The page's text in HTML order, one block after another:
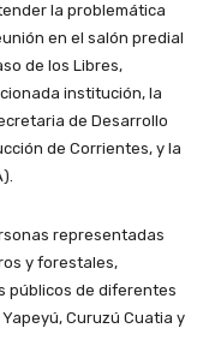
la problemática
en el salón predial
de los Libres,
institución, la
de Desarrollo
de Corrientes, y la
representadas
y forestales,
públicos de diferentes
Curuzú Cuatia y